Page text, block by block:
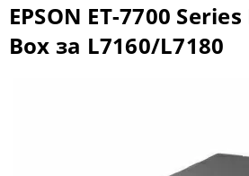
EPSON ET-7700
Box за L7160/L7180